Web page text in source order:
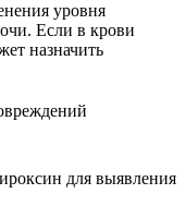
уровня
Если в крови
назначить
для выявления